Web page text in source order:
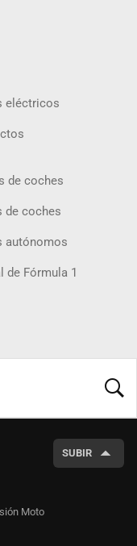
eléctricos
de coches
de coches
autónomos
de Fórmula 1
SUBIR
Moto